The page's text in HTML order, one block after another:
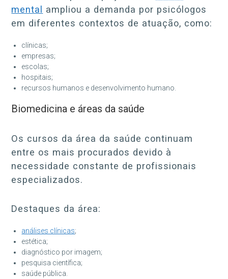
mental ampliou a demanda por psicólogos
em diferentes contextos de atuação, como:
clínicas;
empresas;
escolas;
hospitais;
recursos humanos e desenvolvimento humano.
Biomedicina e áreas da saúde
Os cursos da área da saúde continuam
entre os mais procurados devido à
necessidade constante de profissionais
especializados.
Destaques da área:
análises clínicas;
estética;
diagnóstico por imagem;
pesquisa científica;
saúde pública.